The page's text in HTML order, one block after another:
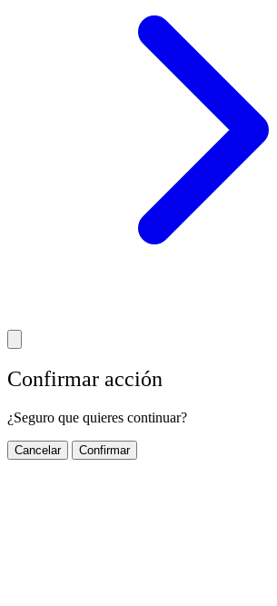
Confirmar acción
¿Seguro que quieres continuar?
Cancelar Confirmar